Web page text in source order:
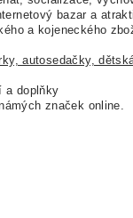
bazar a
a kojeneckého
autosedačky,
a doplňky
značek online.